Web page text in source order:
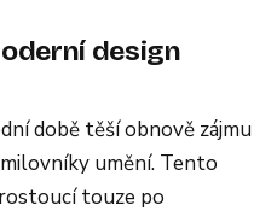
design
době těší obnově zájmu
umění. Tento
touze po